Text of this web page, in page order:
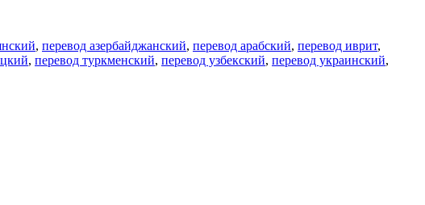
, перевод азербайджанский, перевод арабский, перевод иврит,
, перевод туркменский, перевод узбекский, перевод украинский,